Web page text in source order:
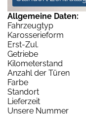
Allgemeine Daten:
Fahrzeugtyp
Karosserieform
Erst-Zul.
Getriebe
Kilometerstand
Anzahl der Türen
Farbe
Standort
Lieferzeit
Unsere Nummer